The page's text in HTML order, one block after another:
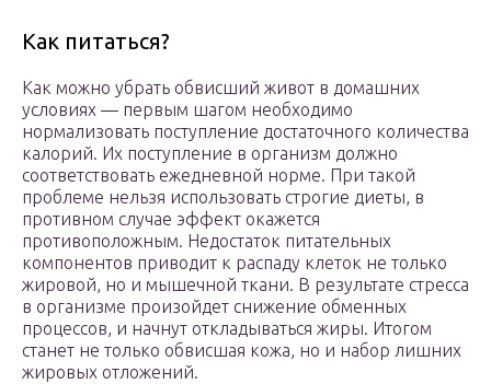
Как питаться?
Как можно убрать обвисший живот в домашних
условиях — первым шагом необходимо
нормализовать поступление достаточного количества
калорий. Их поступление в организм должно
соответствовать ежедневной норме. При такой
проблеме нельзя использовать строгие диеты, в
противном случае эффект окажется
противоположным. Недостаток питательных
компонентов приводит к распаду клеток не только
жировой, но и мышечной ткани. В результате стресса
в организме произойдет снижение обменных
процессов, и начнут откладываться жиры. Итогом
станет не только обвисшая кожа, но и набор лишних
жировых отложений.